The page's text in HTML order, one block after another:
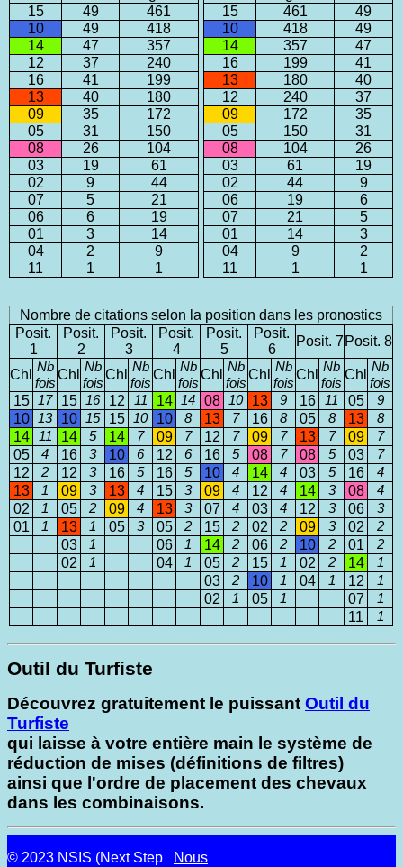
15
49
461
10
49
418
14
47
357
12
37
240
16
41
199
13
40
180
09
35
172
05
31
150
08
26
104
03
19
61
02
9
44
07
5
21
06
6
19
01
3
14
04
2
9
11
1 1
15
461
49
10
418
49
14
357
47
16
199
41
13
180
40
12
240
37
09
172
35
05
150
31
08
104
26
03
61
19
02
44
9
06
19
6
07
21
5
01
14
3
04
9
2
11
1 1
Nombre de citations selon la position dans les pronostics
Posit.
1
Posit.
2
Posit.
3
Posit.
4
Posit.
5
Posit.
6
Posit. 7 Posit. 8
Chl Nb
fois
Chl Nb
fois
Chl Nb
fois
Chl Nb
fois
Chl Nb
fois
Chl Nb
fois
Chl Nb
fois
Chl Nb
fois
15 17 15 16 12 11 14 14 08 10 13 9 16 11 05 9
10 13 10 15 15 10 10 8 13 7 16 8 05 8 13 8
14 11 14 5 14 7 09 7 12 7 09 7 13 7 09 7
05 4 16 3 10 6 12 6 16 5 08 7 08 5 03 7
12 2 12 3 16 5 16 5 10 4 14 4 03 5 16 4
13 1 09 3 13 4 15 3 09 4 12 4 14 3 08 4
02 1 05 2 09 4 13 3 07 4 03 4 12 3 06 3
01 1 13 1 05 3 05 2 15 2 02 2 09 3 02 2
03 1 06 1 14 2 06 2 10 2 01 2
02 1 04 1 05 2 15 1 02 2 14 1
03 2 10 1 04 1 12 1
02 1 05 1 07 1
11 1
Outil du Turfiste
Découvrez gratuitement le puissant Outil du
Turfiste
qui laisse à votre entière main le système de
réduction de mises (définitions de filtres)
ainsi que l'ordre de placement des chevaux
dans les combinaisons.
© 2023 NSIS (Next Step
Nous